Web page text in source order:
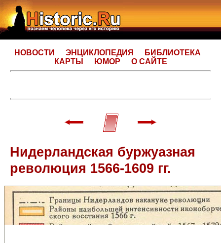
НОВОСТИ ЭНЦИКЛОПЕДИЯ
БИБЛИОТЕКА
КАРТЫ
ЮМОР О САЙТЕ
Нидерландская буржуазная
революция 1566-1609 гг.